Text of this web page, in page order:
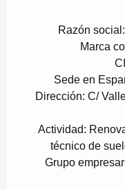
Razón social:
Marca
Sede en
Dirección: C/
Actividad:
técnico de
Grupo